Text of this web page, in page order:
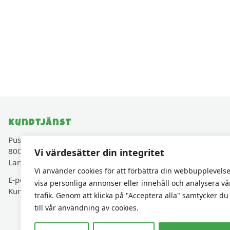
Vi värdesätter din integritet
Vi använder cookies för att förbättra din
visa personliga annonser eller innehåll och analysera
trafik. Genom att klicka på "Acceptera alla" samtycker du
till vår användning av cookies.
Kundtjänst
Pusselavenyn.se drivs av Cadjam AB (Org.nr 559427-
8003)
Lancashirevägen 30, 819 40 Karlholmsbruk, Sverige
E-post: kundservice@pusselavenyn.se
Kundservice via e-post • Svar inom 48 h vardagar